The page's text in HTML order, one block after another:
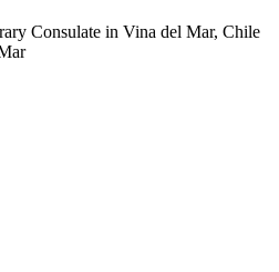
Consulate in Vina del Mar, Chile